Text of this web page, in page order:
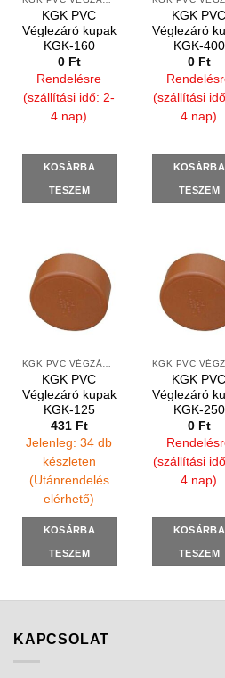
KGK PVC
Véglezáró kupak
KGK-160
0 Ft
Rendelésre
(szállítási idő: 2-
4 nap)
KOSÁRBA
TESZEM
KGK PVC
Véglezáró
KGK-400
0 Ft
(szállítási
4 nap)
KOSÁRBA
TESZEM
KGK PVC
Véglezáró kupak
KGK-125
431 Ft
Jelenleg: 34 db
készleten
(Utánrendelés
elérhető)
KOSÁRBA
TESZEM
KGK PVC
Véglezáró
KGK-250
0 Ft
(szállítási
4 nap)
KOSÁRBA
TESZEM
KAPCSOLAT